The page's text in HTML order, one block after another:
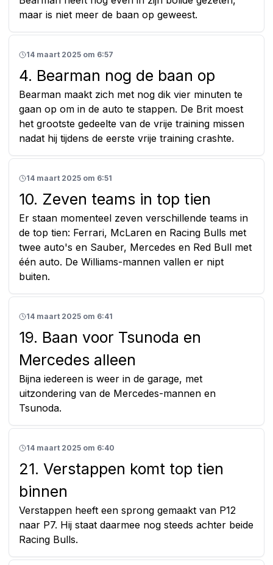
maar is niet meer de baan op geweest.
14 maart 2025 om 6:57
4. Bearman nog de baan op
Bearman maakt zich met nog dik vier minuten te
gaan op om in de auto te stappen. De Brit moest
het grootste gedeelte van de vrije training missen
nadat hij tijdens de eerste vrije training crashte.
14 maart 2025 om 6:51
10. Zeven teams in top tien
Er staan momenteel zeven verschillende teams in
de top tien: Ferrari, McLaren en Racing Bulls met
twee auto's en Sauber, Mercedes en Red Bull met
één auto. De Williams-mannen vallen er nipt
buiten.
14 maart 2025 om 6:41
19. Baan voor Tsunoda en
Mercedes alleen
Bijna iedereen is weer in de garage, met
uitzondering van de Mercedes-mannen en
Tsunoda.
14 maart 2025 om 6:40
21. Verstappen komt top tien
binnen
Verstappen heeft een sprong gemaakt van P12
naar P7. Hij staat daarmee nog steeds achter beide
Racing Bulls.